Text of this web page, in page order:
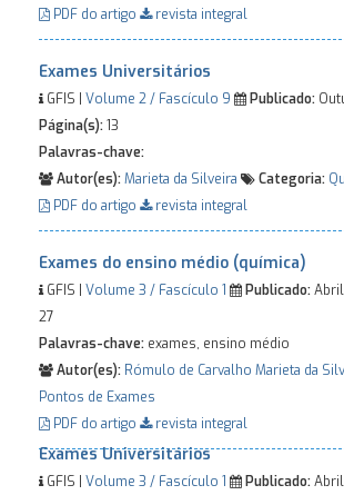
PDF do artigo
revista integral
Exames Universitários
GFIS | Volume 2 / Fascículo 9 Publicado:
Página(s):13
Palavras-chave:
Autor(es):Marieta da Silveira Categoria:
PDF do artigo
revista integral
Exames do ensino médio (química)
GFIS | Volume 3 / Fascículo 1 Publicado:
27
Palavras-chave: exames, ensino médio
Autor(es): Rómulo de Carvalho Marieta da
Pontos de Exames
PDF do artigo
revista integral
Exames Universitários
GFIS | Volume 3 / Fascículo 1 Publicado: